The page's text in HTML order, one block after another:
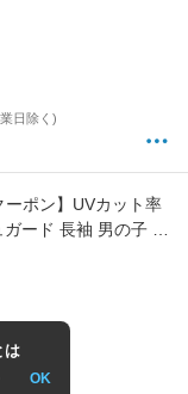
日除く)
ーポン】UVカット率
ード 長袖 男の子 女
パーカー 水陸両用
控えめ ハイネック
ッパーカバー 100
毎日発送)
は
OK